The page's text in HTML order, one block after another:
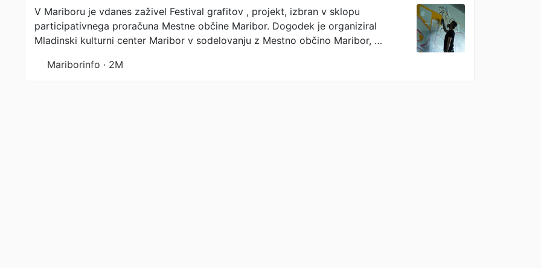
V Mariboru je vdanes zaživel Festival grafitov , projekt, izbran v sklopu
participativnega proračuna Mestne občine Maribor. Dogodek je organiziral
Mladinski kulturni center Maribor v sodelovanju z Mestno občino Maribor, …
Mariborinfo · 2M